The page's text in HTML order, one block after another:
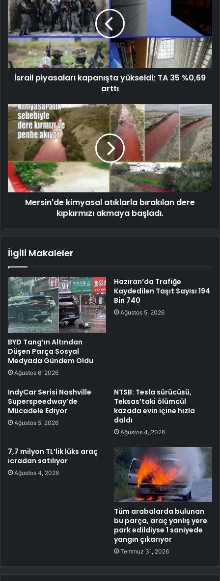
İsrail piyasaları kapanışta yükseldi; TA 35 %0,69
arttı
Mersin'de kimyasal atıklarla bırakılan dere
kıpkırmızı akmaya başladı.
İlgili Makaleler
BYD Tang’ın Altından
Düşen Parça Sosyal
Medyada Gündem Oldu
Ağustos 6, 2026
Haziran’da Trafiğe
Kaydedilen Taşıt Sayısı 194
Bin 740
Ağustos 5, 2026
IndyCar Serisi Nashville
Superspeedway’de
Mücadele Ediyor
Ağustos 5, 2026
NTSB: Tesla sürücüsü,
Teksas’taki ölümcül
kazada evin içine hızla
daldı
Ağustos 4, 2026
7,7 milyon TL’lik lüks araç
icradan satılıyor
Ağustos 4, 2026
Tüm arabalarda bulunan
bu parça, araç yanlış yere
park edildiyse 1 saniyede
yangın çıkarıyor
Temmuz 31, 2026